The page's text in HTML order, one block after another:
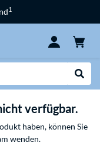
1
verfügbar.
haben, können Sie
wenden.